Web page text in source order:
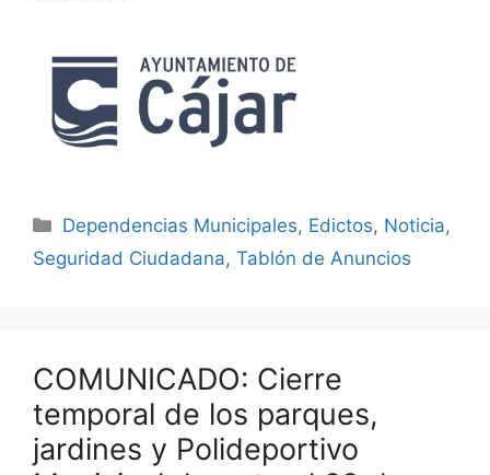
Dependencias Municipales, Edictos, Noticia,
Seguridad Ciudadana, Tablón de Anuncios
COMUNICADO: Cierre
temporal de los parques,
jardines y Polideportivo